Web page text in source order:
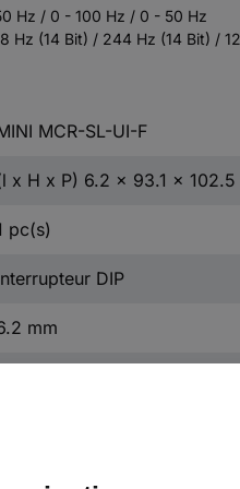
Hz / 0 - 100 Hz / 0 - 50 Hz
(14 Bit) / 244 Hz (14 Bit) /
MCR-SL-UI-F
x H x P) 6.2 x 93.1 x 102.5
pc(s)
DIP
mm